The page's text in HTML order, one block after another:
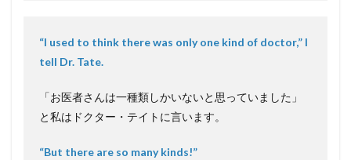
“I used to think there was only one kind of doctor,” I
tell Dr. Tate.
「お医者さんは一種類しかいないと思っていました」
と私はドクター・テイトに言います。
“But there are so many kinds!”